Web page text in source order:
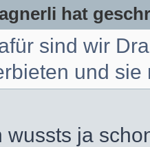
hat
sind wir
und sie
wussts ja